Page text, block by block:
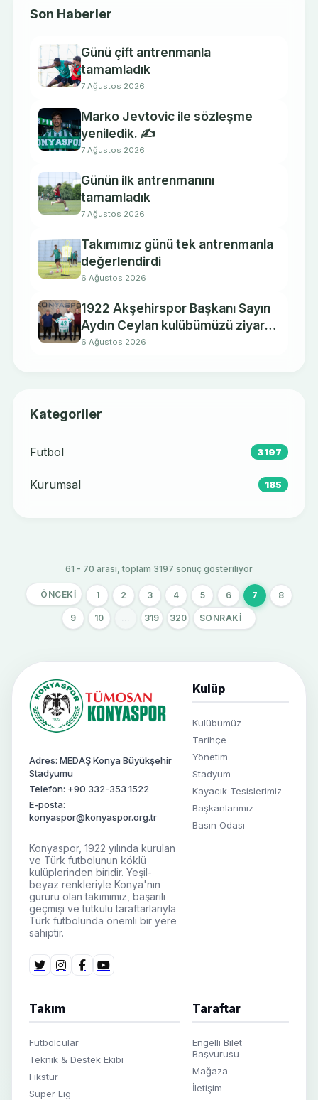
Son Haberler
Günü çift antrenmanla
tamamladık
7 Ağustos 2026
Marko Jevtovic ile sözleşme
yeniledik. ✍️
7 Ağustos 2026
Günün ilk antrenmanını
tamamladık
7 Ağustos 2026
Takımımız günü tek antrenmanla
değerlendirdi
6 Ağustos 2026
1922 Akşehirspor Başkanı Sayın
Aydın Ceylan kulübümüzü ziyaret
etti.
6 Ağustos 2026
Kategoriler
Futbol 3197
Kurumsal 185
61 - 70 arası, toplam 3197 sonuç gösteriliyor
ÖNCEKI 1 2 3 4 5 6 7 8
9 10 319 320 SONRAKI
Adres: MEDAŞ Konya Büyükşehir
Stadyumu
Telefon: +90 332-353 1522
E-posta:
konyaspor@konyaspor.org.tr
Konyaspor, 1922 yılında kurulan
ve Türk futbolunun köklü
kulüplerinden biridir. Yeşil-
beyaz renkleriyle Konya'nın
gururu olan takımımız, başarılı
geçmişi ve tutkulu taraftarlarıyla
Türk futbolunda önemli bir yere
sahiptir.
Kulüp
Kulübümüz
Tarihçe
Yönetim
Stadyum
Kayacık Tesislerimiz
Başkanlarımız
Basın Odası
Takım
Futbolcular
Teknik & Destek Ekibi
Fikstür
Süper Lig
Taraftar
Engelli Bilet
Başvurusu
Mağaza
İletişim